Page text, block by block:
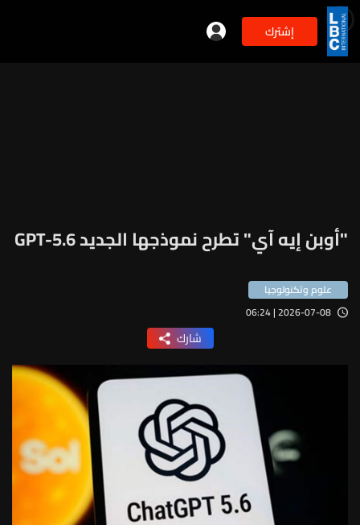
إشترك
"أوبن إيه آي" تطرح نموذجها الجديد GPT-5.6
علوم وتكنولوجيا
2026-07-08 | 06:24
شارك